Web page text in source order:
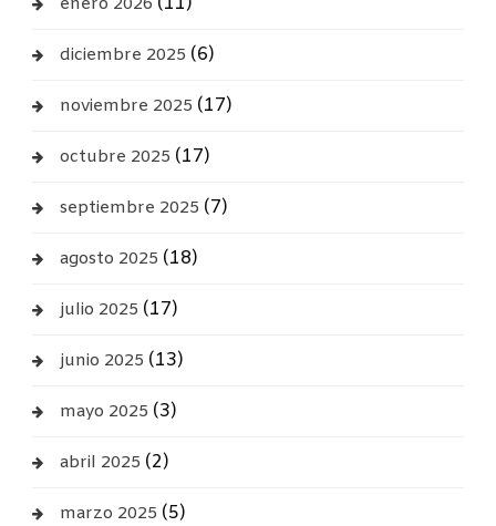
enero 2026
diciembre 2025 (6)
noviembre 2025 (17)
octubre 2025 (17)
septiembre 2025 (7)
agosto 2025 (18)
julio 2025 (17)
junio 2025 (13)
mayo 2025 (3)
abril 2025 (2)
marzo 2025 (5)